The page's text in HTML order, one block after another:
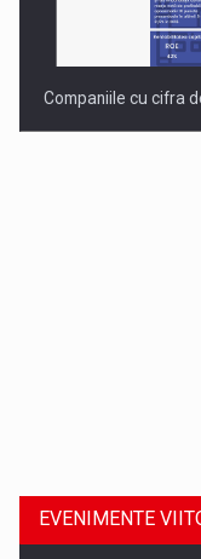
Companiile cu cifra
EVENIMENTE